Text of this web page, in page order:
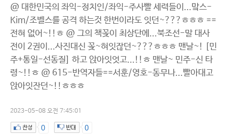
@ 대한민국의 좌익-정치인/좌익-주사빨 세력들이...맠스-
Kim/조벨스를 공격 하는것 한번이라도 잇던~???ㅎㅎㅎ ==
전혀 없어~!!ㅎ @ 그의 책꽂이 최상단에...북조선-말 대사
전이 2권이...사진대신 꽂~혀잇잖던~???ㅎㅎㅎ 맨날~! [민
주+통일-선동질] 하고 앉아잇엇고...!!ㅎ 맨날~ 민주-신 타
령~!!ㅎ @ 615-반역자들==서훈/영호-동무나...빨아대고
앉아잇잔던~!!ㅎㅎㅎ
2023-05-08 오전 7:45:01
0 0